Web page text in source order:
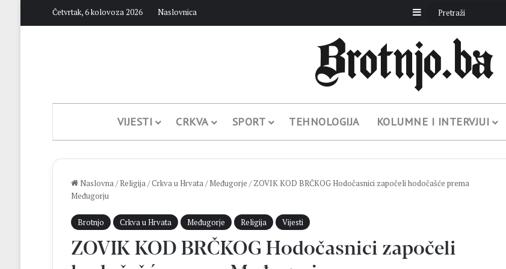
Četvrtak, 6 kolovoza 2026 Naslovnica Sidebar
VIJESTI CRKVA SPORT TEHNOLOGIJA KOLUMNE I INTERVJUI
Naslovna/ Religija/Crkva u Hrvata/ Međugorje / ZOVIK KOD BRČKOG Hodočasnici započeli hodočašće prema
Međugorju
Brotnjo Crkva u Hrvata Međugorje Religija Vijesti
ZOVIK KOD BRČKOG Hodočasnici započeli